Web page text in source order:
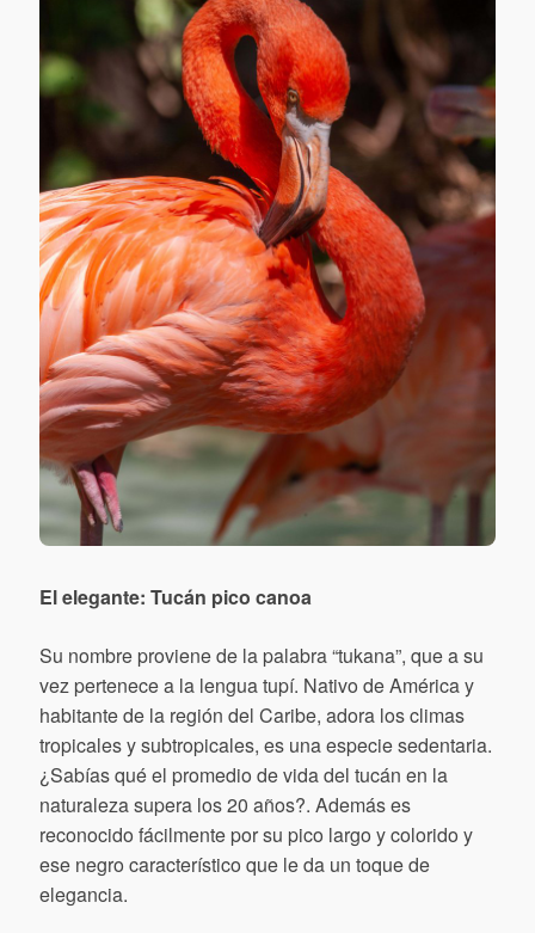
El elegante: Tucán pico canoa
Su nombre proviene de la palabra “tukana”, que a su
vez pertenece a la lengua tupí. Nativo de América y
habitante de la región del Caribe, adora los climas
tropicales y subtropicales, es una especie sedentaria.
¿Sabías qué el promedio de vida del tucán en la
naturaleza supera los 20 años?. Además es
reconocido fácilmente por su pico largo y colorido y
ese negro característico que le da un toque de
elegancia.